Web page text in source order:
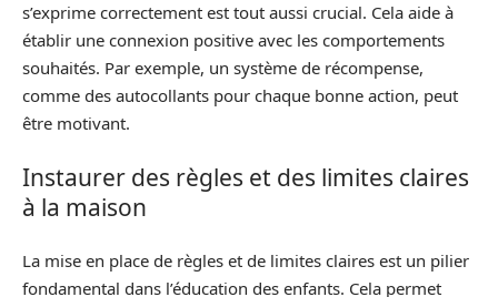
s’exprime correctement est tout aussi crucial. Cela aide à
établir une connexion positive avec les comportements
souhaités. Par exemple, un système de récompense,
comme des autocollants pour chaque bonne action, peut
être motivant.
Instaurer des règles et des limites claires
à la maison
La mise en place de règles et de limites claires est un pilier
fondamental dans l’éducation des enfants. Cela permet